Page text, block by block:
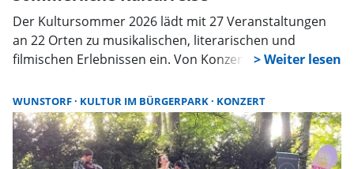
Der Kultursommer 2026 lädt mit 27 Veranstaltungen
an 22 Orten zu musikalischen, literarischen und
filmischen Erlebnissen ein. Von Konzerten über
zwischen Juli und August ein abwechslungsreiches
Programm für alle Generationen.
WUNSTORF KULTUR IM BÜRGERPARK KONZERT